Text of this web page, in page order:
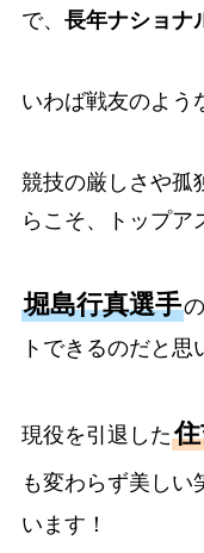
で、 長年ナショナ
いわば戦友のよう
競技の厳しさや孤
らこそ、トップア
堀島行真選手
トできるのだと思
現役を引退した
も変わらず美しい
います！